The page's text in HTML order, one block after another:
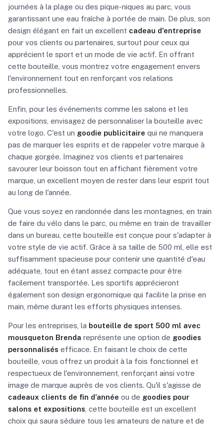
journées à la plage ou des pique-niques au parc, vous
garantissant une eau fraîche à portée de main. De plus, son
design élégant en fait un excellent cadeau d'entreprise
pour vos clients ou partenaires, surtout pour ceux qui
apprécient le sport et un mode de vie actif. En offrant
cette bouteille, vous montrez votre engagement envers
l'environnement tout en renforçant vos relations
professionnelles.
Enfin, pour les événements comme les salons et les
expositions, envisagez de personnaliser la bouteille avec
votre logo. C'est un goodie publicitaire qui ne manquera
pas de marquer les esprits et de rappeler votre marque à
chaque gorgée. Imaginez vos clients et partenaires
savourer leur boisson tout en affichant fièrement votre
marque, un excellent moyen de rester dans leur esprit tout
au long de l'année.
Que vous soyez en randonnée dans les montagnes, en train
de faire du vélo dans le parc, ou même en train de travailler
dans un bureau, cette bouteille est conçue pour s'adapter à
votre style de vie actif. Grâce à sa taille de 500 ml, elle est
suffisamment spacieuse pour contenir une quantité d'eau
adéquate, tout en étant assez compacte pour être
facilement transportée. Les sportifs apprécieront
également son design ergonomique qui facilite la prise en
main, même durant les efforts physiques intenses.
Pour les entreprises, la bouteille de sport 500 ml avec
mousqueton Brenda représente une option de goodies
personnalisés efficace. En faisant le choix de cette
bouteille, vous offrez un produit à la fois fonctionnel et
respectueux de l'environnement, renforçant ainsi votre
image de marque auprès de vos clients. Qu'il s'agisse de
cadeaux clients de fin d'année ou de goodies pour
salons et expositions , cette bouteille est un excellent
choix qui saura séduire tous les amateurs de nature et de